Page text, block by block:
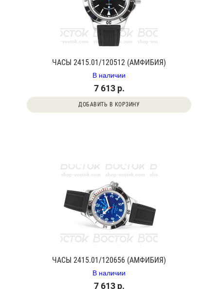
ЧАСЫ 2415.01/120512 (АМФИБИЯ)
В наличии
7 613 р.
ДОБАВИТЬ В КОРЗИНУ
ЧАСЫ 2415.01/120656 (АМФИБИЯ)
В наличии
7 613 р.